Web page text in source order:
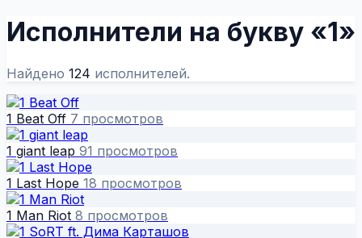
Исполнители на букву «1»
Найдено 124 исполнителей.
1 Beat Off 7 просмотров
1 giant leap 91 просмотров
1 Last Hope 18 просмотров
1 Man Riot 8 просмотров